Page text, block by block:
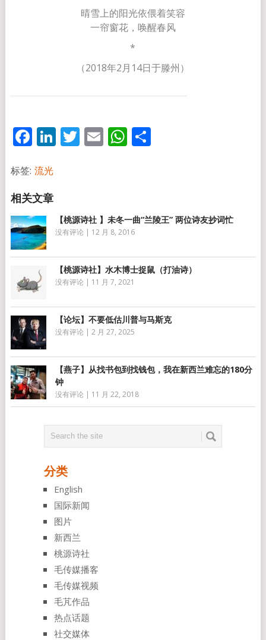
晴雪上的阳光依偎着笑容
一帘窗花，唤醒春风
*
（2018年2月14日于滕州）
Facebook
LinkedIn
Twitter
EmailWhatsApp
分
标签: 流光
【桃源诗社 】未冬一曲“兰陵王” 两位诗友抄词忙
没有评论 | 12 月 8, 2016
【桃源诗社】水木博士捉鼠（打油诗）
没有评论 | 11 月 7, 2021
【论坛】不要低估川普与马斯克
没有评论 | 2 月 27, 2025
【燕子】从找书包到找钱包，我在新西兰难忘的180分
钟
没有评论 | 11 月 22, 2018
分类
English
国际新闻
图片
新西兰
桃源诗社
毛传媒播客
毛传媒视频
毛芃作品
热点话题
社交媒体